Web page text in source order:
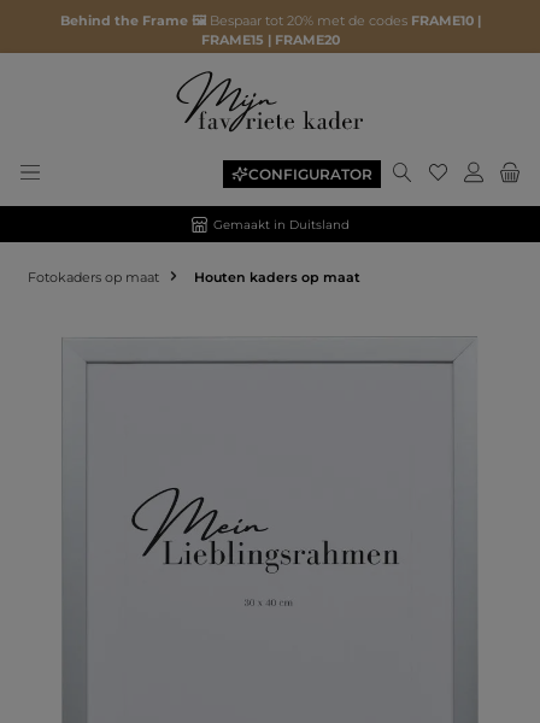
Behind the Frame 🖼️ Bespaar tot 20% met de codes FRAME10 |
FRAME15 | FRAME20
CONFIGURATOR
Gemaakt in Duitsland
Fotokaders op maat Houten kaders op maat